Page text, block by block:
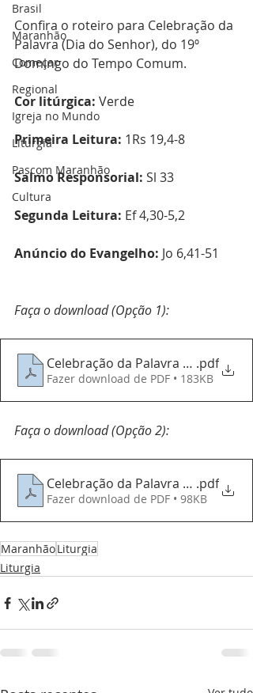
Brasil
Maranhão
Começar
Regional
Igreja no Mundo
Liturgia
Pascom Maranhão
Cultura
Confira o roteiro para Celebração da
Palavra (Dia do Senhor), do 19º
Domingo do Tempo Comum.
Cor litúrgica: Verde
Primeira Leitura: 1Rs 19,4-8
Salmo Responsorial: Sl 33
Segunda Leitura: Ef 4,30-5,2
Anúncio do Evangelho: Jo 6,41-51
Faça o download (Opção 1):
Celebração da Palavra 08082021
.pdf
Fazer download de PDF • 183KB
Faça o download (Opção 2):
Celebração da Palavra - 08082021
.pdf
Fazer download de PDF • 98KB
MaranhãoLiturgia
Liturgia